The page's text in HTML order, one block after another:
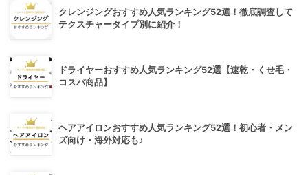
クレンジングおすすめ人気ランキング52選！徹底調査して
テクスチャータイプ別に紹介！
ドライヤーおすすめ人気ランキング52選【速乾・くせ毛・
コスパ商品】
ヘアアイロンおすすめ人気ランキング52選！初心者・メン
ズ向け・海外対応も♪